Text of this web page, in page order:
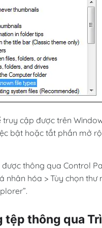
cập được trên
bật hoặc tắt phần mở
thông qua Control
nhân hóa > Tùy chọn thư
tệp thông qua